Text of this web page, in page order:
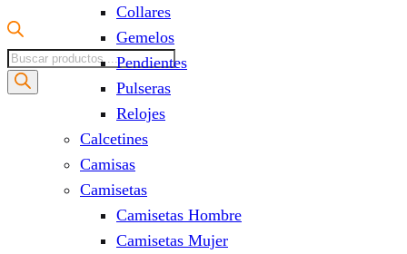
Búsqueda
de
Collares
Gemelos
Pendientes
Pulseras
Relojes
Calcetines
Camisas
Camisetas
Camisetas Hombre
Camisetas Mujer